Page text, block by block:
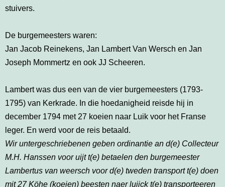
stuivers.
De burgemeesters waren:
Jan Jacob Reinekens, Jan Lambert Van Wersch en Jan
Joseph Mommertz en ook JJ Scheeren.
Lambert was dus een van de vier burgemeesters (1793-
1795) van Kerkrade. In die hoedanigheid reisde hij in
december 1794 met 27 koeien naar Luik voor het Franse
leger. En werd voor de reis betaald.
Wir untergeschriebenen geben ordinantie an d(e) Collecteur
M.H. Hanssen voor uijt t(e) betaelen den burgemeester
Lambertus van weersch voor d(e) tweden transport t(e) doen
mit 27 Köhe (koeien) beesten naer luijck t(e) transporteeren